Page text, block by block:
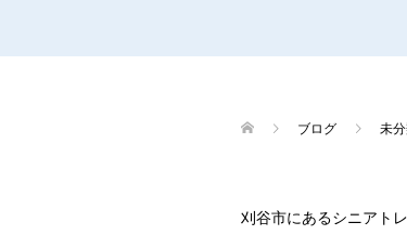
ブログ 未
刈谷市にあるシニアト